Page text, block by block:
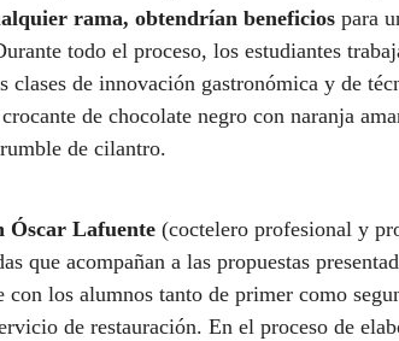
rama, obtendrían beneficios para
todo el proceso, los estudiantes
clases de innovación gastronómica y de
de chocolate negro con naranja
de cilantro.
Óscar Lafuente (coctelero profesional y
que acompañan a las propuestas
con los alumnos tanto de primer como
de restauración. En el proceso de